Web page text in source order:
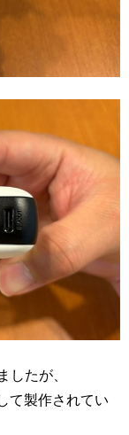
たが、
て製作されてい